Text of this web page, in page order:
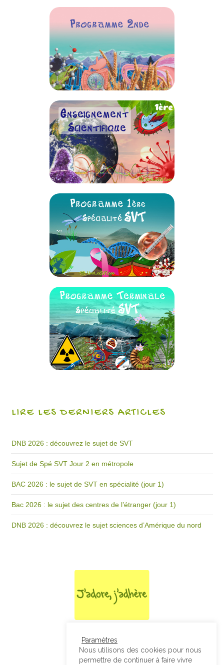
LIRE LES DERNIERS ARTICLES
DNB 2026 : découvrez le sujet de SVT
Sujet de Spé SVT Jour 2 en métropole
BAC 2026 : le sujet de SVT en spécialité (jour 1)
Bac 2026 : le sujet des centres de l’étranger (jour 1)
DNB 2026 : découvrez le sujet sciences d’Amérique du nord
Paramètres
Nous utilisons des cookies pour nous
permettre de continuer à faire vivre